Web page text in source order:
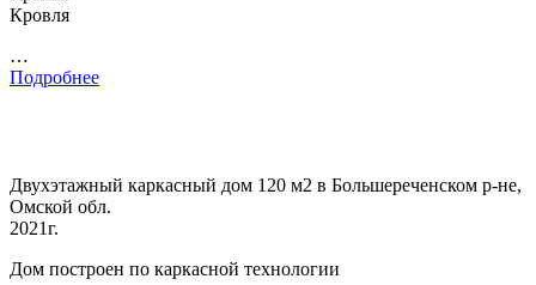
Кровля
…
Подробнее
Двухэтажный каркасный дом 120 м2 в Большереченском р-не,
Омской обл.
2021г.
Дом построен по каркасной технологии